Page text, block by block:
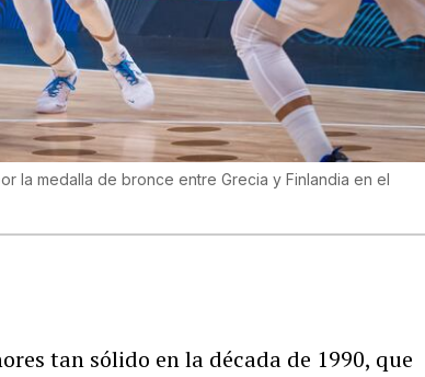
la medalla de bronce entre Grecia y Finlandia en el
tan sólido en la década de 1990, que